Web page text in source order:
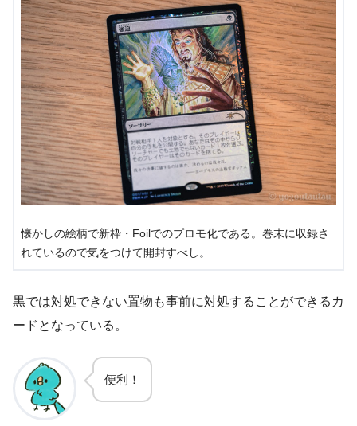
懐かしの絵柄で新枠・Foilでのプロモ化である。巻末に収録さ
れているので気をつけて開封すべし。
黒では対処できない置物も事前に対処することができるカ
ードとなっている。
便利！